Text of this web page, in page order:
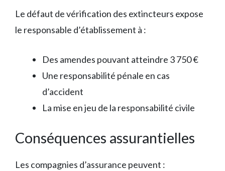
Le défaut de vérification des extincteurs expose
le responsable d’établissement à :
Des amendes pouvant atteindre 3 750 €
Une responsabilité pénale en cas
d’accident
La mise en jeu de la responsabilité civile
Conséquences assurantielles
Les compagnies d’assurance peuvent :